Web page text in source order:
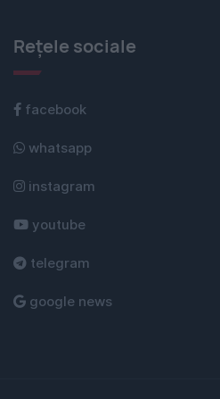
Rețele sociale
facebook
whatsapp
instagram
youtube
telegram
google news